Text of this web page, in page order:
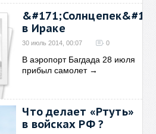
в Ираке
30 июль 2014, 00:07 0
В аэропорт Багдада 28 июля
прибыл самолет→
Что делает «Ртуть»
в войсках РФ ?